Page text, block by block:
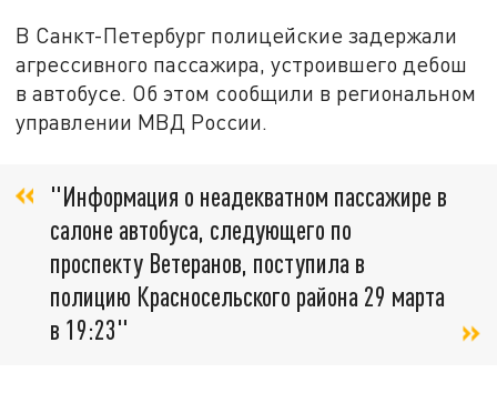
В Санкт-Петербург полицейские задержали
агрессивного пассажира, устроившего дебош
в автобусе. Об этом сообщили в региональном
управлении МВД России.
"Информация о неадекватном пассажире в
салоне автобуса, следующего по
проспекту Ветеранов, поступила в
полицию Красносельского района 29 марта
в 19:23"